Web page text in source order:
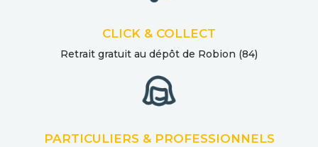
CLICK & COLLECT
Retrait gratuit au dépôt de Robion (84)
PARTICULIERS & PROFESSIONNELS